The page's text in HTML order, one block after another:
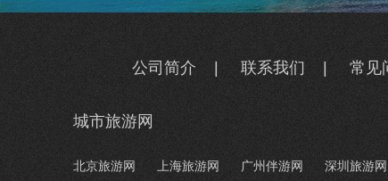
公司简介 联系我们 常见
城市旅游网
北京旅游网 上海旅游网 广州伴游网 深圳旅游网